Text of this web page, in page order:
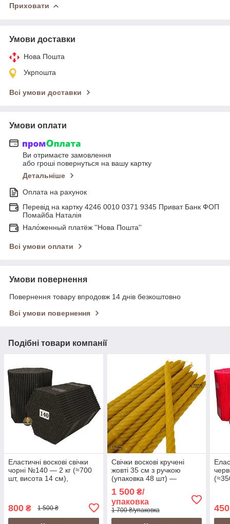
Приховати
Умови доставки
Нова Пошта
Укрпошта
Всі умови доставки
Умови оплати
Ви отримаєте замовлення
або гроші повернуться на вашу картку
Детальніше
Оплата на рахунок
Перевід на картку 4246 0010 0371 9345 Приват Банк ФОП
Помайба Наталія
Нало́женный платёж ''Нова Пошта''
Всі умови оплати
Умови повернення
Повернення товару впродовж 14 днів безкоштовно
Всі умови повернення
Подібні товари компанії
Еластичні воскові свічки
чорні №140 — 2 кг (≈700
шт, висота 14 см),
800 ₴ 1 500 ₴
Свічки воскові кручені
жовті 35 см з ручкою
(упаковка 48 шт) —
1 500₴/
упаковка
1 700 ₴/упаковка 450